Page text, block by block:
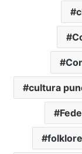
cultura